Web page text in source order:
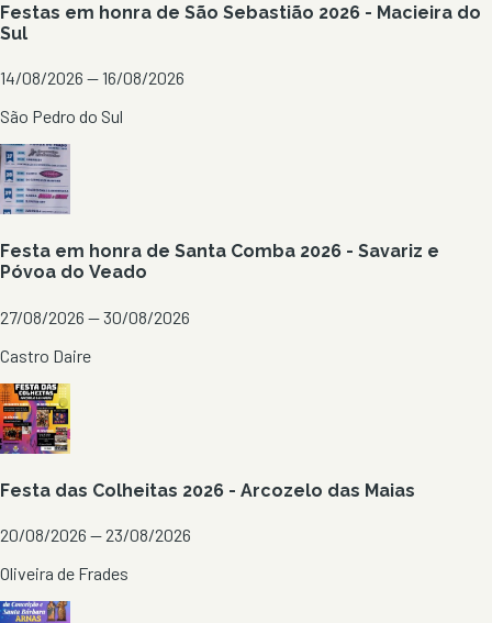
Festas em honra de São Sebastião 2026 - Macieira do
Sul
14/08/2026 — 16/08/2026
São Pedro do Sul
Festa em honra de Santa Comba 2026 - Savariz e
Póvoa do Veado
27/08/2026 — 30/08/2026
Castro Daire
Festa das Colheitas 2026 - Arcozelo das Maias
20/08/2026 — 23/08/2026
Oliveira de Frades